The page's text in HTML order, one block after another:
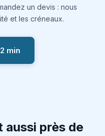
un devis : nous
et les créneaux.
min
près de